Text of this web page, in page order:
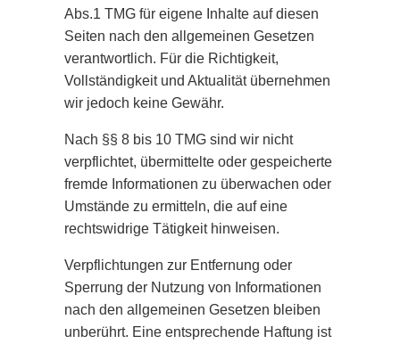
Abs.1 TMG für eigene Inhalte auf diesen
Seiten nach den allgemeinen Gesetzen
verantwortlich. Für die Richtigkeit,
Vollständigkeit und Aktualität übernehmen
wir jedoch keine Gewähr.
Nach §§ 8 bis 10 TMG sind wir nicht
verpflichtet, übermittelte oder gespeicherte
fremde Informationen zu überwachen oder
Umstände zu ermitteln, die auf eine
rechtswidrige Tätigkeit hinweisen.
Verpflichtungen zur Entfernung oder
Sperrung der Nutzung von Informationen
nach den allgemeinen Gesetzen bleiben
unberührt. Eine entsprechende Haftung ist